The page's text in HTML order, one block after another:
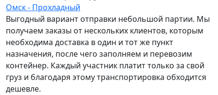
Омск - Прохладный
Выгодный вариант отправки небольшой партии. Мы
получаем заказы от нескольких клиентов, которым
необходима доставка в один и тот же пункт
назначения, после чего заполняем и перевозим
контейнер. Каждый участник платит только за свой
груз и благодаря этому транспортировка обходится
дешевле.